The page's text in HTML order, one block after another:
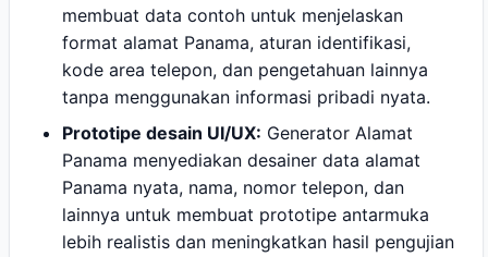
membuat data contoh untuk menjelaskan
format alamat Panama, aturan identifikasi,
kode area telepon, dan pengetahuan lainnya
tanpa menggunakan informasi pribadi nyata.
Prototipe desain UI/UX: Generator Alamat
Panama menyediakan desainer data alamat
Panama nyata, nama, nomor telepon, dan
lainnya untuk membuat prototipe antarmuka
lebih realistis dan meningkatkan hasil pengujian